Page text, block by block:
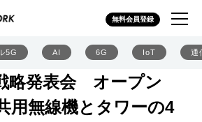
無料会員登録
5G AI 6G IoT 通
略発表会 オープン
用無線機とタワーの4